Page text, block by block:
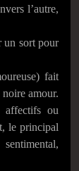
l’autre,
un sort pour
fait
amour.
affectifs ou
le principal